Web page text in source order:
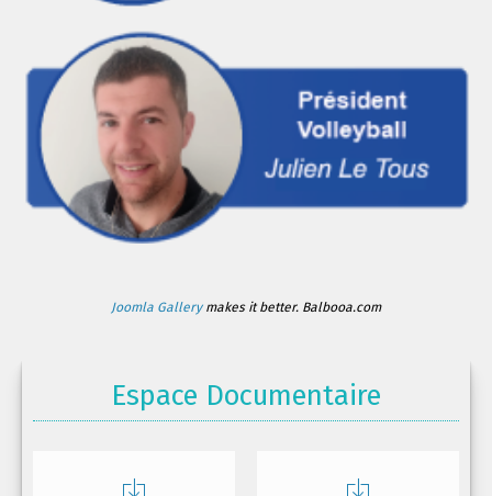
Joomla Gallerymakes it better. Balbooa.com
Espace Documentaire